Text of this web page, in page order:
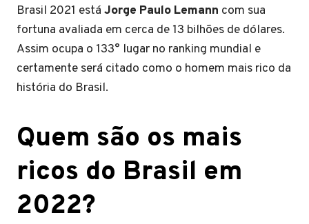
Brasil 2021 está Jorge Paulo Lemann com sua
fortuna avaliada em cerca de 13 bilhões de dólares.
Assim ocupa o 133° lugar no ranking mundial e
certamente será citado como o homem mais rico da
história do Brasil.
Quem são os mais
ricos do Brasil em
2022?